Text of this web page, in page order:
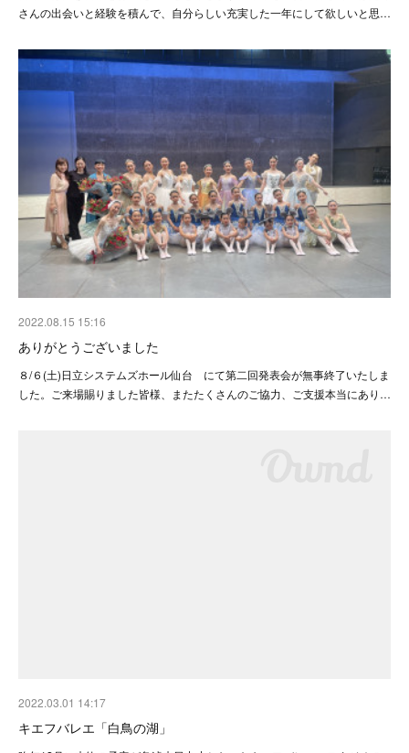
さんの出会いと経験を積んで、自分らしい充実した一年にして欲しいと思…
2022.08.15 15:16
ありがとうございました
８/６(土)日立システムズホール仙台 にて第二回発表会が無事終了いたしま
した。ご来場賜りました皆様、またたくさんのご協力、ご支援本当にあり…
2022.03.01 14:17
キエフバレエ「白鳥の湖」